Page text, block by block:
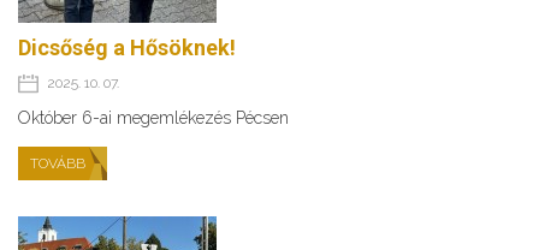
Dicsőség a Hősöknek!
2025. 10. 07.
Október 6-ai megemlékezés Pécsen
TOVÁBB